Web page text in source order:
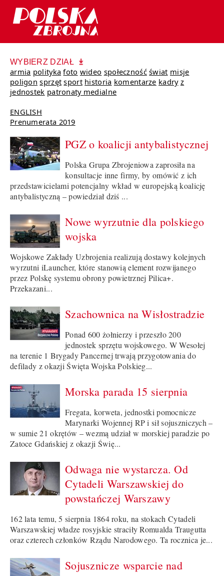
WYBIERZ DZIAŁ
armia polityka foto wideo społeczność świat misje
poligon sprzęt sport historia komentarze kadry z
jednostek patronaty medialne
ENGLISH
Prenumerata 2019
PGZ o koalicji antybalistycznej
Polska Grupa Zbrojeniowa zaprosiła na
konsultacje inne firmy, by omówić z ich
przedstawicielami potencjalny wkład w europejską koalicję
antybalistyczną – powiedział dziś ...
Nowe wyrzutnie dla polskiego
wojska
Wojskowe Zakłady Uzbrojenia realizują dostawy kolejnych
wyrzutni iLauncher, które stanowią element rozwijanego
przez Polskę systemu obrony powietrznej Pilica+.
Przekazani...
Szachownica na Wisłostradzie
Ponad 600 żołnierzy i przeszło 200
jednostek sprzętu wojskowego. W Wesołej
na terenie 1 Brygady Pancernej trwają przygotowania do
defilady z okazji Święta Wojska Polskieg...
Morska parada 15 sierpnia
Fregata, korweta, jednostki pomocnicze
Marynarki Wojennej RP i sił sojuszniczych –
w sumie 21 okrętów – wezmą udział w morskiej paradzie po
Zatoce Gdańskiej z okazji Świę...
Odwaga nie wystarcza. Od
Cytadeli Warszawskiej do
powstańczej Warszawy
162 lata temu, 5 sierpnia 1864 roku, na stokach Cytadeli
Warszawskiej władze rosyjskie straciły Romualda Traugutta
oraz czterech członków Rządu Narodowego. Ta rocznica je...
Sojusznicze wsparcie nad